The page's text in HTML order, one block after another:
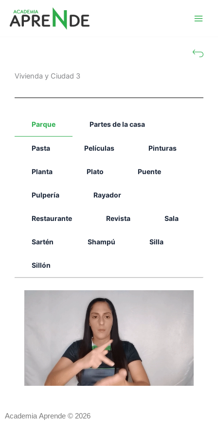
contenido
Vivienda y Ciudad 3
Parque Partes de la casa
Pasta Películas Pinturas
Planta Plato Puente
Pulpería Rayador
Restaurante Revista Sala
Sartén Shampú Silla
Sillón
Academia Aprende © 2026